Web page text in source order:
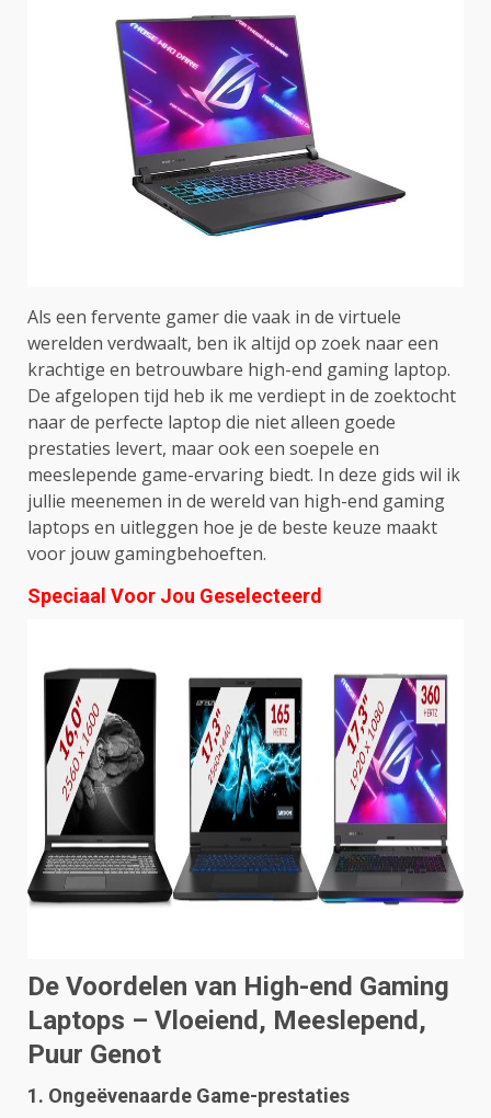
Als een fervente gamer die vaak in de virtuele
werelden verdwaalt, ben ik altijd op zoek naar een
krachtige en betrouwbare high-end gaming laptop.
De afgelopen tijd heb ik me verdiept in de zoektocht
naar de perfecte laptop die niet alleen goede
prestaties levert, maar ook een soepele en
meeslepende game-ervaring biedt. In deze gids wil ik
jullie meenemen in de wereld van high-end gaming
laptops en uitleggen hoe je de beste keuze maakt
voor jouw gamingbehoeften.
Speciaal Voor Jou Geselecteerd
De Voordelen van High-end Gaming
Laptops – Vloeiend, Meeslepend,
Puur Genot
1. Ongeëvenaarde Game-prestaties